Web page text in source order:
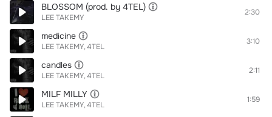
BLOSSOM (prod. by 4TEL)
LEE TAKEMY
2:30
medicine
LEE TAKEMY 4TEL
3:10
candles
LEE TAKEMY 4TEL
2:11
MILF MILLY
LEE TAKEMY 4TEL
1:59